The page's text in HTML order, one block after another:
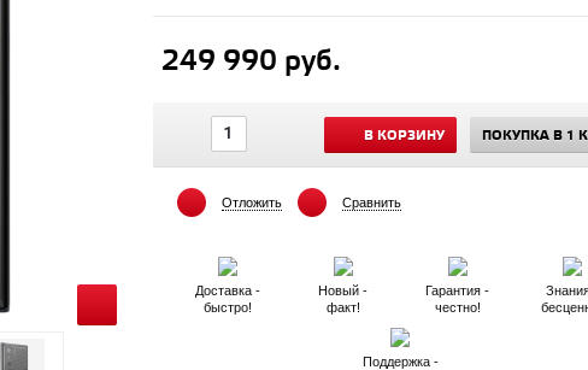
249 990 руб.
В КОРЗИНУ ПОКУПКА В 1
Отложить Сравнить
Доставка -
быстро!
Новый -
факт!
Гарантия -
честно!
Поддержка -